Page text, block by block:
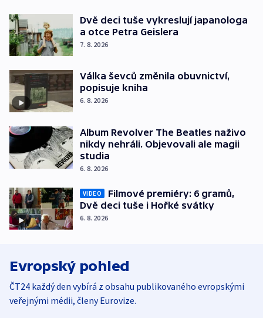
Dvě deci tuše vykreslují japanologa
a otce Petra Geislera
7. 8. 2026
Válka ševců změnila obuvnictví,
popisuje kniha
6. 8. 2026
Album Revolver The Beatles naživo
nikdy nehráli. Objevovali ale magii
studia
6. 8. 2026
VIDEO
Filmové premiéry: 6 gramů,
Dvě deci tuše i Hořké svátky
6. 8. 2026
Evropský pohled
ČT24 každý den vybírá z obsahu publikovaného evropskými
veřejnými médii, členy Eurovize.